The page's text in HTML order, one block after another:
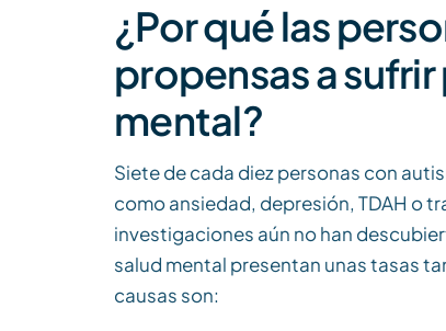
¿Por qué las
propensas a
mental?
Siete de cada diez personas con
como ansiedad, depresión, TDAH o
investigaciones aún no han
salud mental presentan unas tasas
causas son: